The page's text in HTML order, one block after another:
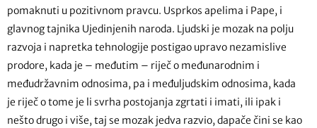
pomaknuti u pozitivnom pravcu. Usprkos apelima i Pape, i
glavnog tajnika Ujedinjenih naroda. Ljudski je mozak na polju
razvoja i napretka tehnologije postigao upravo nezamislive
prodore, kada je – međutim – riječ o međunarodnim i
međudržavnim odnosima, pa i međuljudskim odnosima, kada
je riječ o tome je li svrha postojanja zgrtati i imati, ili ipak i
nešto drugo i više, taj se mozak jedva razvio, dapače čini se kao